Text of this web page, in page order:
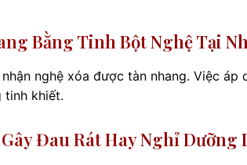
Bằng Tinh Bột Nghệ Tại
nghệ xóa được tàn nhang. Việc áp
tinh khiết.
Đau Rát Hay Nghỉ Dưỡng